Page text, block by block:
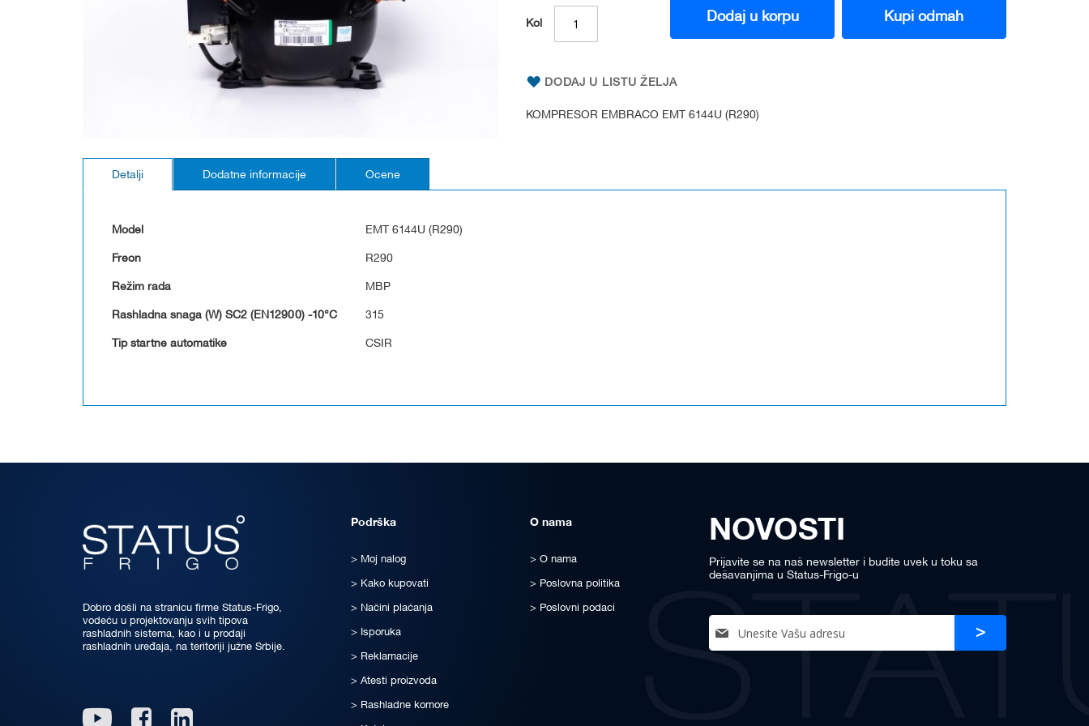
Kol Dodaj u korpu Kupi odmah
DODAJ U LISTU ŽELJA
KOMPRESOR EMBRACO EMT 6144U (R290)
to
beginning
gallery
Detalji
Model EMT 6144U (R290)
Freon R290
Režim rada MBP
Rashladna snaga (W) SC2 (EN12900) -10°C 315
Tip startne automatike CSIR
Dodatne informacije Ocene
Dobro došli na stranicu firme Status-Frigo,
vodeću u projektovanju svih tipova
rashladnih sistema, kao i u prodaji
rashladnih uređaja, na teritoriji južne Srbije.
Youtube Facebook
Podrška
Moj nalog
Kako kupovati
Načini plaćanja
Isporuka
Reklamacije
Atesti proizvoda
Rashladne komore
O nama
O nama
Poslovna politika
Poslovni podaci
NOVOSTI
Prijavite se na naš newsletter i budite uvek u toku sa
dešavanjima u Status-Frigo-u
Up
Prijava